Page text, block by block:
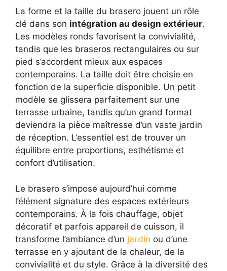
La forme et la taille du brasero jouent un rôle
clé dans son intégration au design extérieur.
Les modèles ronds favorisent la convivialité,
tandis que les braseros rectangulaires ou sur
pied s’accordent mieux aux espaces
contemporains. La taille doit être choisie en
fonction de la superficie disponible. Un petit
modèle se glissera parfaitement sur une
terrasse urbaine, tandis qu’un grand format
deviendra la pièce maîtresse d’un vaste jardin
de réception. L’essentiel est de trouver un
équilibre entre proportions, esthétisme et
confort d’utilisation.
Le brasero s’impose aujourd’hui comme
l’élément signature des espaces extérieurs
contemporains. À la fois chauffage, objet
décoratif et parfois appareil de cuisson, il
transforme l’ambiance d’un jardin ou d’une
terrasse en y ajoutant de la chaleur, de la
convivialité et du style. Grâce à la diversité des